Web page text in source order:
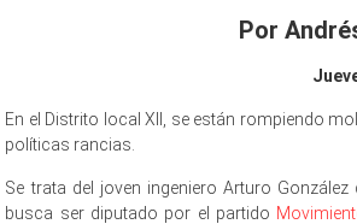
Por
En el Distrito local XII, se están rompiendo
políticas rancias.
Se trata del joven ingeniero Arturo
busca ser diputado por el partido